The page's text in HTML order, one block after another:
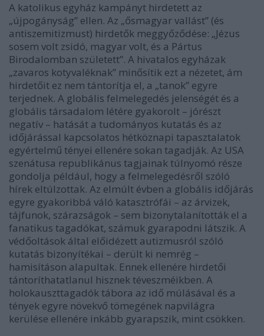
A katolikus egyház kampányt hirdetett az
„újpogányság” ellen. Az „ősmagyar vallást” (és
antiszemitizmust) hirdetők meggyőződése: „Jézus
sosem volt zsidó, magyar volt, és a Pártus
Birodalomban született”. A hivatalos egyházak
„zavaros kotyvaléknak” minősítik ezt a nézetet, ám
hirdetőit ez nem tántorítja el, a „tanok” egyre
terjednek. A globális felmelegedés jelenségét és a
globális társadalom létére gyakorolt – jórészt
negatív – hatását a tudományos kutatás és az
időjárással kapcsolatos hétköznapi tapasztalatok
egyértelmű tényei ellenére sokan tagadják. Az USA
szenátusa republikánus tagjainak túlnyomó része
gondolja például, hogy a felmelegedésről szóló
hírek eltúlzottak. Az elmúlt évben a globális időjárás
egyre gyakoribbá váló katasztrófái – az árvizek,
tájfunok, szárazságok – sem bizonytalanították el a
fanatikus tagadókat, számuk gyarapodni látszik. A
védőoltások által előidézett autizmusról szóló
kutatás bizonyítékai – derült ki nemrég –
hamisításon alapultak. Ennek ellenére hirdetői
tántoríthatatlanul hisznek téveszméikben. A
holokauszttagadók tábora az idő múlásával és a
tények egyre növekvő tömegének napvilágra
kerülése ellenére inkább gyarapszik, mint csökken.